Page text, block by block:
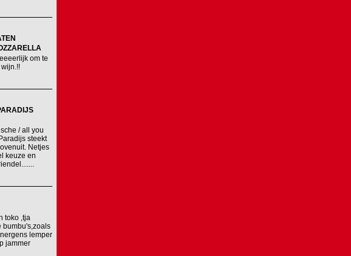
om te
/ all you
steekt
Netjes
keuze en
toko ,tja
bumbu's,zoals
lemper
jammer